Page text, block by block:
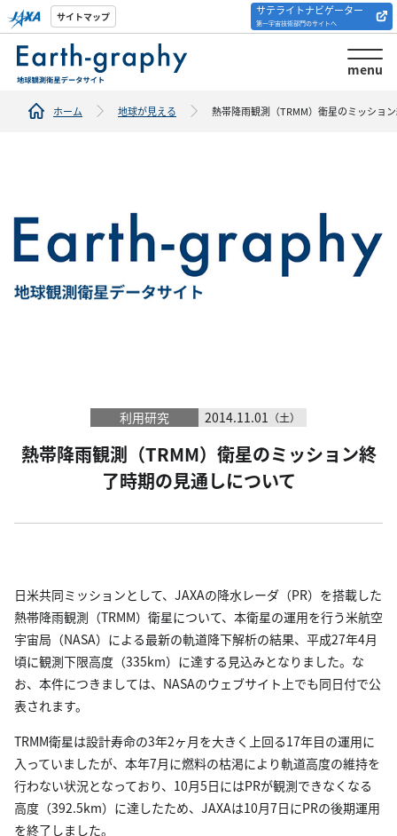
サイトマップ サテライトナビゲーター
第一宇宙技術部門のサイトへ
menu
解析ツール/サイトの
紹介
ホーム 地球が見える 熱帯降雨観測（TRMM）衛星のミッショ
利用研究 2014.11.01 （土）
熱帯降雨観測（TRMM）衛星のミッション終
了時期の見通しについて
日米共同ミッションとして、JAXAの降水レーダ（PR）を搭載した
熱帯降雨観測（TRMM）衛星について、本衛星の運用を行う米航空
宇宙局（NASA）による最新の軌道降下解析の結果、平成27年4月
頃に観測下限高度（335km）に達する見込みとなりました。な
お、本件につきましては、NASAのウェブサイト上でも同日付で公
表されます。
TRMM衛星は設計寿命の3年2ヶ月を大きく上回る17年目の運用に
入っていましたが、本年7月に燃料の枯渇により軌道高度の維持を
行わない状況となっており、10月5日にはPRが観測できなくなる
高度（392.5km）に達したため、JAXAは10月7日にPRの後期運用
を終了しました。